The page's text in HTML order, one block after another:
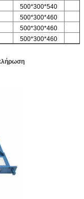
500*300*540
500*300*460
500*300*460
500*300*460